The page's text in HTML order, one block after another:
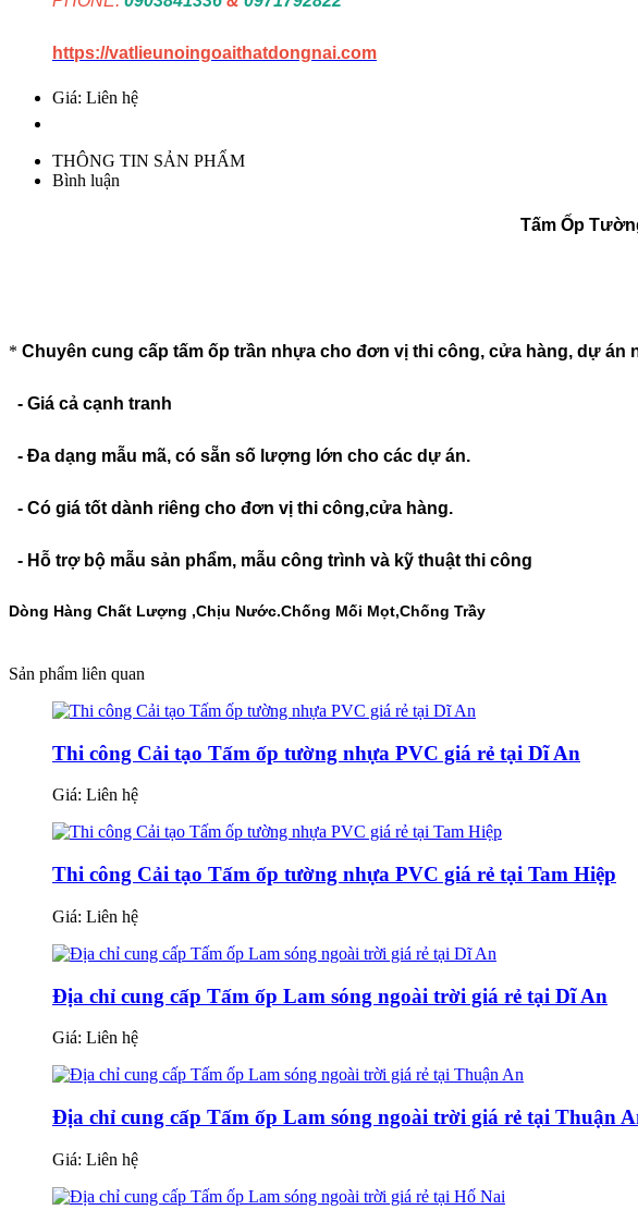
https://vatlieunoingoaithatdongnai.com
Giá: Liên hệ
THÔNG TIN SẢN PHẨM
Bình luận
Tấm Ốp
* Chuyên cung cấp tấm ốp trần nhựa cho đơn vị thi công, cửa hàng, dự án
- Giá cả cạnh tranh
- Đa dạng mẫu mã, có sẵn số lượng lớn cho các dự án.
- Có giá tốt dành riêng cho đơn vị thi công,cửa hàng.
- Hỗ trợ bộ mẫu sản phẩm, mẫu công trình và kỹ thuật thi công
Dòng Hàng Chất Lượng ,Chịu Nước.Chống Mối Mọt,Chống Trầy
Sản phẩm liên quan
Thi công Cải tạo Tấm ốp tường nhựa PVC giá rẻ tại Dĩ An
Giá: Liên hệ
Thi công Cải tạo Tấm ốp tường nhựa PVC giá rẻ tại Tam Hiệp
Giá: Liên hệ
Địa chỉ cung cấp Tấm ốp Lam sóng ngoài trời giá rẻ tại Dĩ An
Giá: Liên hệ
Địa chỉ cung cấp Tấm ốp Lam sóng ngoài trời giá rẻ tại Thuận
Giá: Liên hệ